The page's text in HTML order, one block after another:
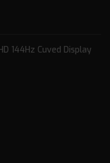
144Hz Cuved Display